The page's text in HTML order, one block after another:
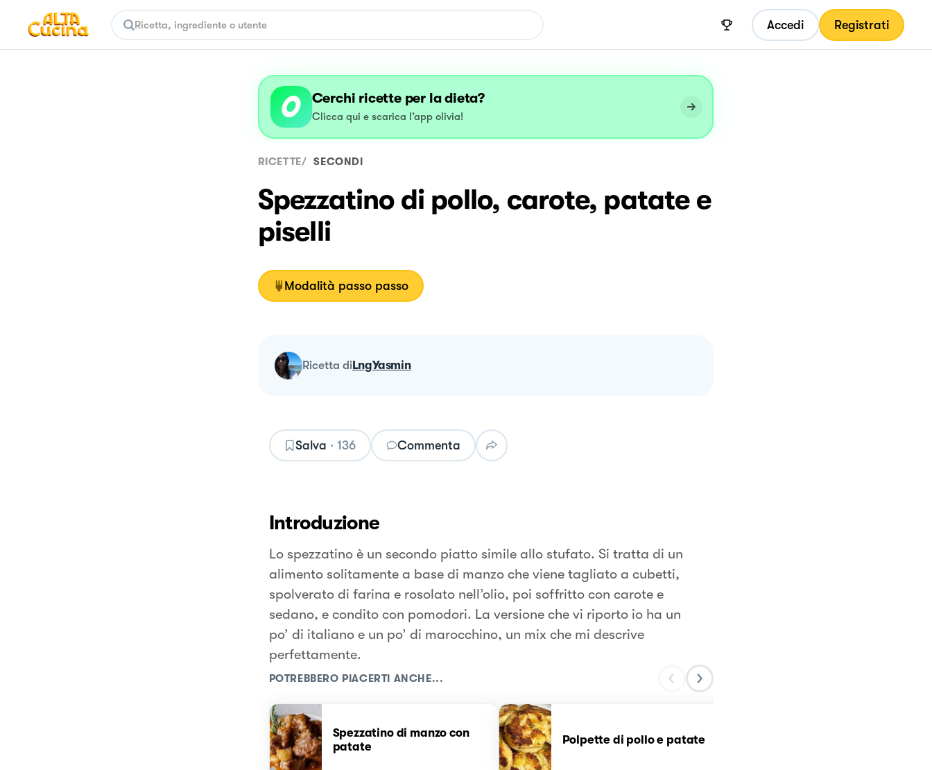
Accedi Registrati
Cerchi ricette per la dieta?
Clicca qui e scarica l’app olivia!
RICETTE/ SECONDI
Spezzatino di pollo, carote, patate e
piselli
Modalità passo passo
ricetta diLngYasmin
Salva · 136 Commenta
Introduzione
Lo spezzatino è un secondo piatto simile allo stufato. Si tratta di un
alimento solitamente a base di manzo che viene tagliato a cubetti,
spolverato di farina e rosolato nell’olio, poi soffritto con carote e
sedano, e condito con pomodori. La versione che vi riporto io ha un
po’ di italiano e un po’ di marocchino, un mix che mi descrive
perfettamente.
POTREBBERO PIACERTI ANCHE...
Spezzatino di manzo con
patate
Polpette di pollo e patate